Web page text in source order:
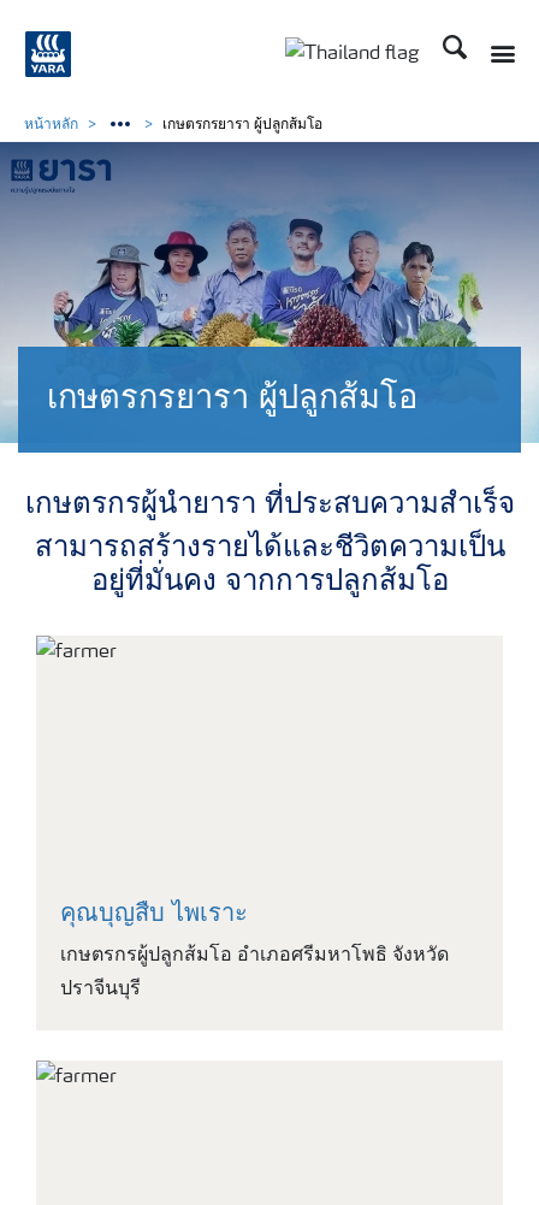
ค้นหา
เกษตรกรยารา ผู้ปลูกส้มโอ
หน้าหลัก เกษตรกรยารา ผู้ปลูกส้มโอ
เกษตรกรผู้นำยารา ที่ประสบความสำเร็จ
สามารถสร้างรายได้และชีวิตความเป็น
อยู่ที่มั่นคง จากการปลูกส้มโอ
คุณบุญสืบ ไพเราะ
เกษตรกรผู้ปลูกส้มโอ อำเภอศรีมหาโพธิ จังหวัด
ปราจีนบุรี